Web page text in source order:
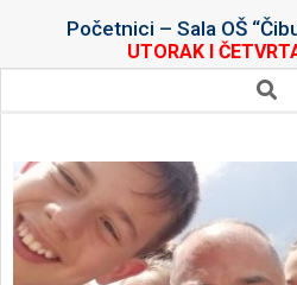
Početnici – Sala OŠ
UTORAK I
Search